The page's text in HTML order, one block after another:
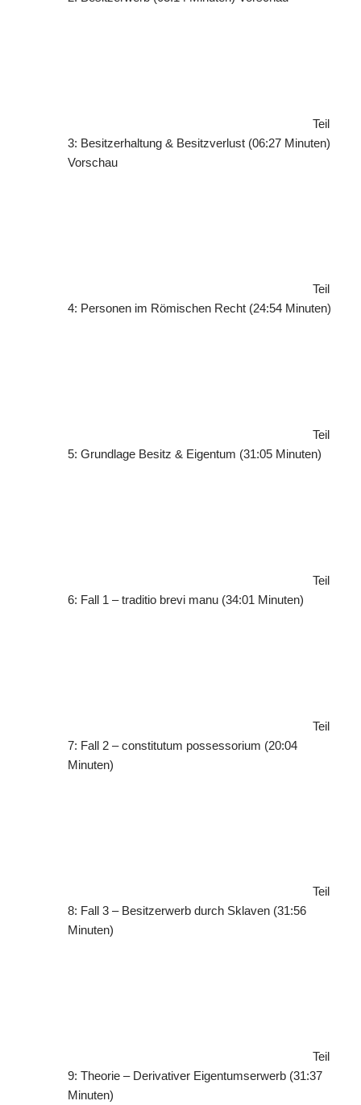
Teil
3: Besitzerhaltung & Besitzverlust (06:27 Minuten)
Vorschau
Teil
4: Personen im Römischen Recht (24:54 Minuten)
Teil
5: Grundlage Besitz & Eigentum (31:05 Minuten)
Teil
6: Fall 1 – traditio brevi manu (34:01 Minuten)
Teil
7: Fall 2 – constitutum possessorium (20:04
Minuten)
Teil
8: Fall 3 – Besitzerwerb durch Sklaven (31:56
Minuten)
Teil
9: Theorie – Derivativer Eigentumserwerb (31:37
Minuten)